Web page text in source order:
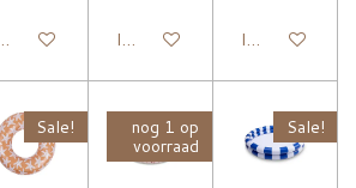
winkelwagen In winkelwagen In
Sale!
nog 1 op
voorraad
Sale!